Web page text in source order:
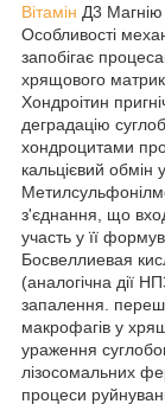
Вітамін Д3 Магнію
Особливості
запобігає
хрящового
Хондроітин
деградацію
хондроцитами
кальцієвий обмін
з'єднання, що
участь у її
Босвеллиевая
(аналогічна дії
запалення.
макрофагів у
ураження
лізосомальних
процеси